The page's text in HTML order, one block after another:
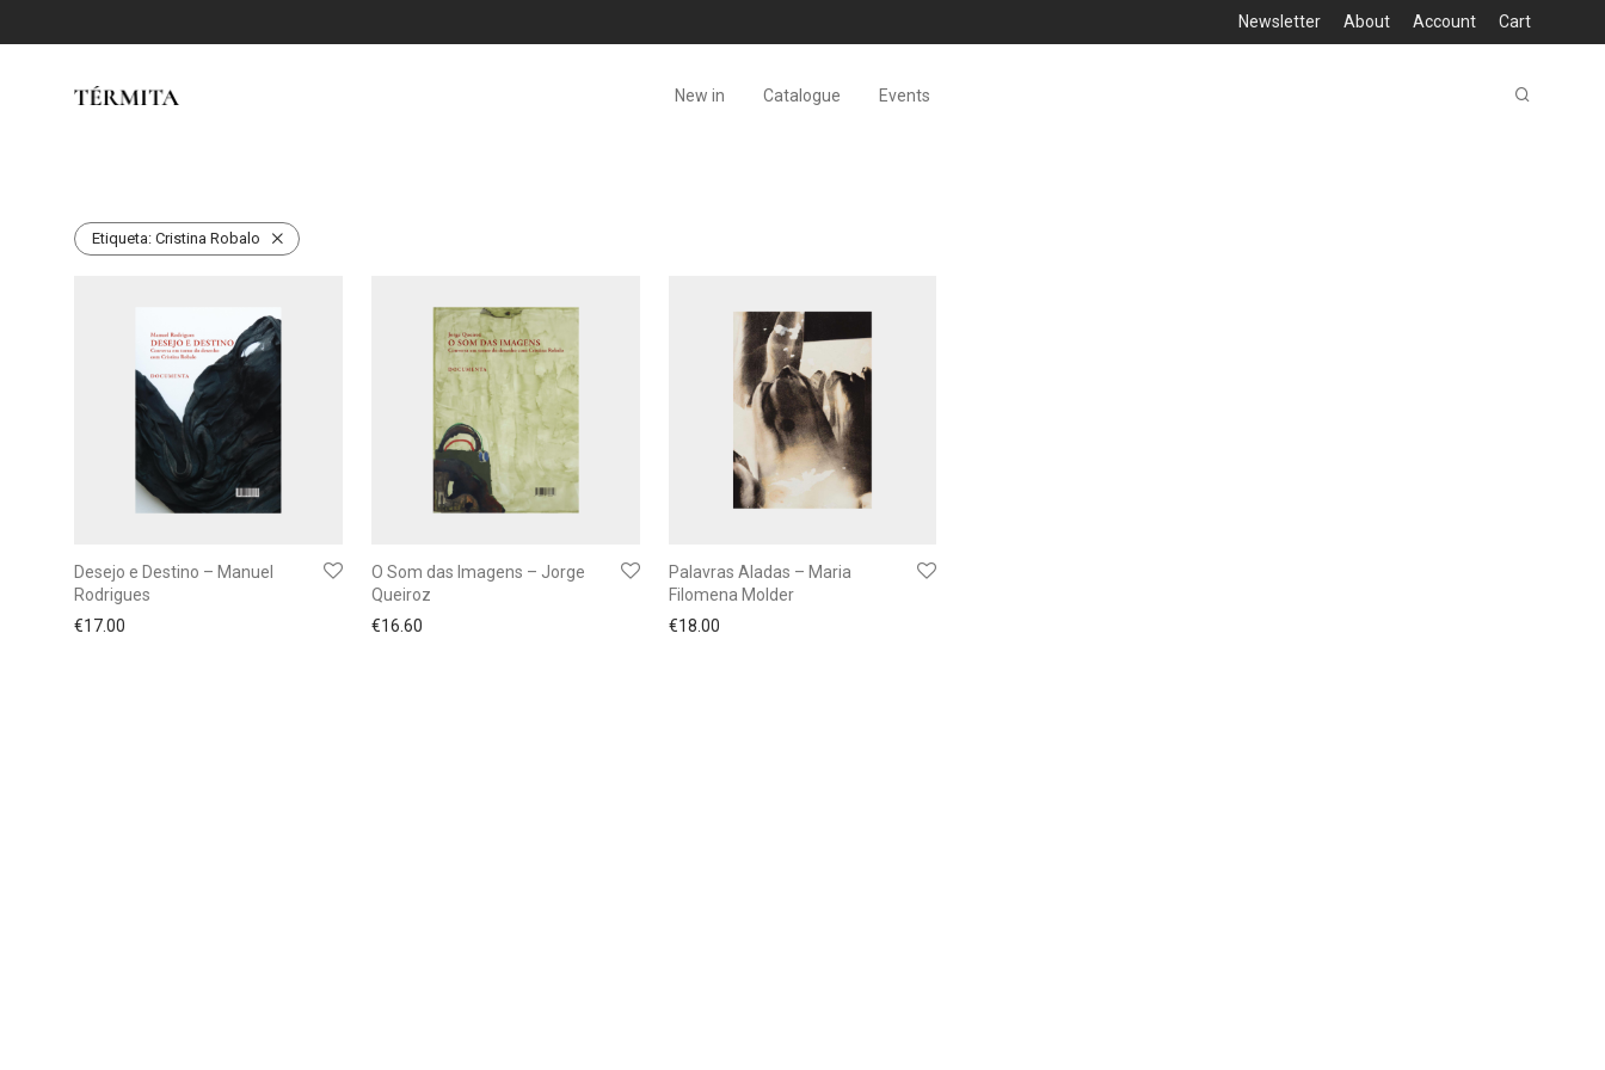
Newsletter About Account Cart
New in Catalogue Events
Etiqueta: Cristina Robalo
Desejo e Destino – Manuel
Rodrigues
€17.00
O Som das Imagens – Jorge
Queiroz
€16.60
Palavras Aladas – Maria
Filomena Molder
€18.00